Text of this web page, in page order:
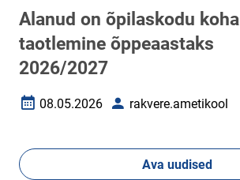
Alanud on õpilaskodu koha
taotlemine õppeaastaks
2026/2027
Loomise kuupäev
08.05.2026 Autorrakvere.ametikool
Ava uudised